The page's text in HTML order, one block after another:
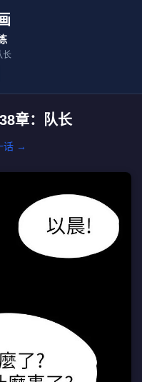
长
章：队长
话 →